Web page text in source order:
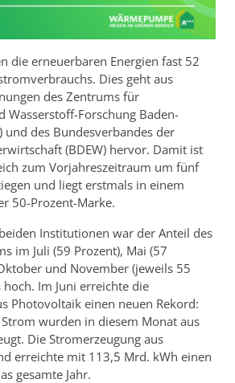
die erneuerbaren Energien fast 52
Dies geht aus
des Zentrums für
Wasserstoff-Forschung Baden-
und des Bundesverbandes der
(BDEW) hervor. Damit ist
zum Vorjahreszeitraum um fünf
und liegt erstmals in einem
50-Prozent-Marke.
Institutionen war der Anteil des
im Juli (59 Prozent), Mai (57
und November (jeweils 55
Im Juni erreichte die
Photovoltaik einen neuen Rekord:
wurden in diesem Monat aus
Die Stromerzeugung aus
erreichte mit 113,5 Mrd. kWh einen
gesamte Jahr.